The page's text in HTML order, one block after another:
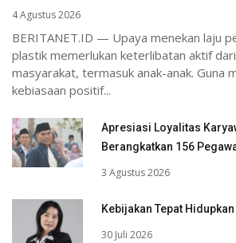
4 Agustus 2026
BERITANET.ID — Upaya menekan laju
plastik memerlukan keterlibatan aktif
masyarakat, termasuk anak-anak. Guna
kebiasaan positif...
Apresiasi Loyalitas
Berangkatkan 156
3 Agustus 2026
Kebijakan Tepat Hidupkan
30 Juli 2026